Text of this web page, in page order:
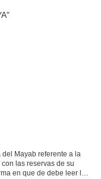
Mayab referente a la
las reservas de su
en que de debe leer la